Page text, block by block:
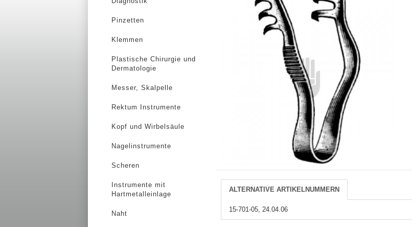
Pinzetten
Klemmen
Plastische Chirurgie und
Dermatologie
Messer, Skalpelle
Rektum Instrumente
Kopf und Wirbelsäule
Nagelinstrumente
Scheren
Instrumente mit
Hartmetalleinlage
Naht
ALTERNATIVE ARTIKELNUMMERN
15-701-05, 24.04.06